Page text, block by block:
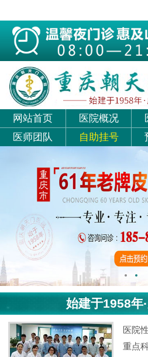
网站首页 医院概况
医师团队
自助挂号
始建于1958年
医院
重点